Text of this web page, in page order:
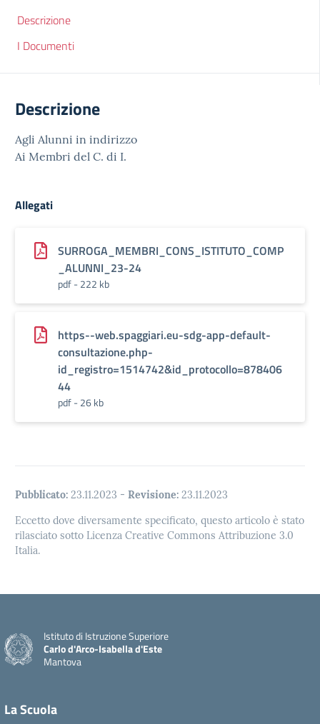
Descrizione
I Documenti
Descrizione
Agli Alunni in indirizzo
Ai Membri del C. di I.
Allegati
SURROGA_MEMBRI_CONS_ISTITUTO_COMP
_ALUNNI_23-24
pdf - 222 kb
https--web.spaggiari.eu-sdg-app-default-
consultazione.php-
id_registro=1514742&id_protocollo=878406
44
pdf - 26 kb
Pubblicato: 23.11.2023 - Revisione: 23.11.2023
Eccetto dove diversamente specificato, questo articolo è stato
rilasciato sotto Licenza Creative Commons Attribuzione 3.0
Italia.
Istituto di Istruzione Superiore
Carlo d'Arco-Isabella d'Este
Mantova
La Scuola